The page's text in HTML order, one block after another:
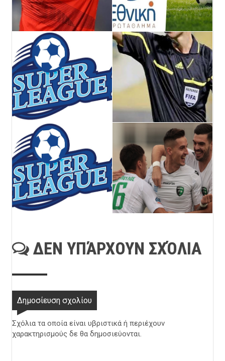
ΔΕΝ ΥΠΆΡΧΟΥΝ ΣΧΌΛΙΑ
Δημοσίευση σχολίου
Σχόλια τα οποία είναι υβριστικά ή περιέχουν
χαρακτηρισμούς δε θα δημοσιεύονται.